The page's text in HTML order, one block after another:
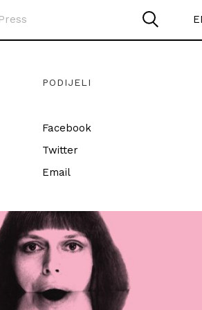
Press
PODIJELI
Facebook
Twitter
Email